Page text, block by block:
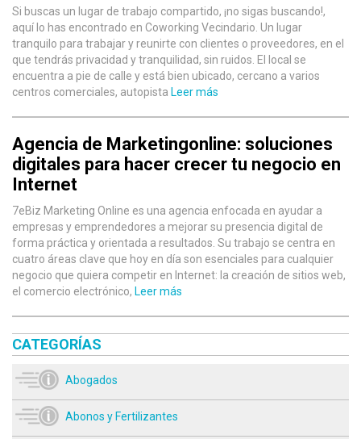
Si buscas un lugar de trabajo compartido, ¡no sigas buscando!,
aquí lo has encontrado en Coworking Vecindario. Un lugar
tranquilo para trabajar y reunirte con clientes o proveedores, en el
que tendrás privacidad y tranquilidad, sin ruidos. El local se
encuentra a pie de calle y está bien ubicado, cercano a varios
centros comerciales, autopista Leer más
Agencia de Marketingonline: soluciones
digitales para hacer crecer tu negocio en
Internet
7eBiz Marketing Online es una agencia enfocada en ayudar a
empresas y emprendedores a mejorar su presencia digital de
forma práctica y orientada a resultados. Su trabajo se centra en
cuatro áreas clave que hoy en día son esenciales para cualquier
negocio que quiera competir en Internet: la creación de sitios web,
el comercio electrónico, Leer más
CATEGORÍAS
Abogados
Abonos y Fertilizantes